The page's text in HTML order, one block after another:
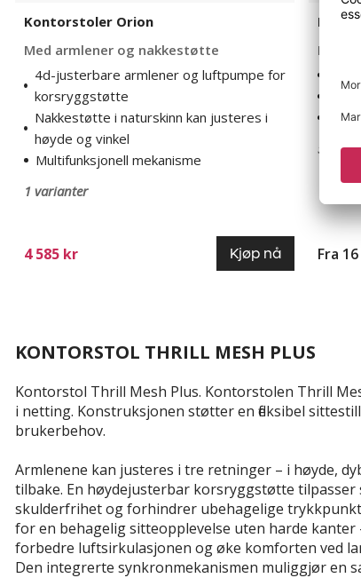
Kontorstoler Orion
Med armlener og nakkestøtte
4d-justerbare armlener og luftpumpe for
korsryggstøtte
Nakkestøtte i naturskinn kan justeres i
høyde og vinkel
Multifunksjonell mekanisme
1 varianter
4 585 kr Kjøp nå
Inkl.
5
Fra
KONTORSTOL THRILL MESH PLUS
Kontorstol Thrill Mesh Plus. Kontorstolen Thrill
i netting. Konstruksjonen støtter en fleksibel
brukerbehov.
Armlenene kan justeres i tre retninger – i høyde,
tilbake. En høydejusterbar korsryggstøtte
skulderfrihet og forhindrer ubehagelige
for en behagelig sitteopplevelse uten harde
forbedre luftsirkulasjonen og øke komforten ved
Den integrerte synkronmekanismen muliggjør en